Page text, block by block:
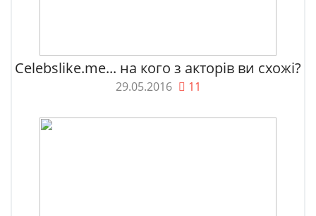
Celebslike.me... на кого з акторів ви схожі?
29.05.2016 11